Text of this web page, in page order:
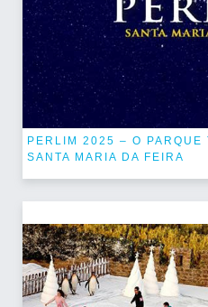
PERLIM 2025 – O PARQUE
SANTA MARIA DA FEIRA